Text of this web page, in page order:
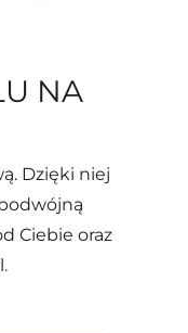
NA
Dzięki niej
Ciebie oraz